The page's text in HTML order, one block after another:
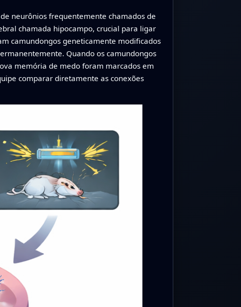
neurônios frequentemente chamados de
chamada hipocampo, crucial para ligar
camundongos geneticamente modificados
Quando os camundongos
memória de medo foram marcados em
comparar diretamente as conexões